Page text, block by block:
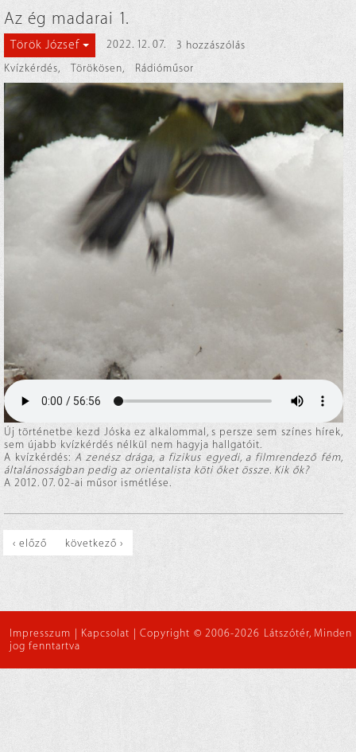
Az ég madarai 1.
Török József 2022. 12. 07.
3 hozzászólás
Kvízkérdés, Törökösen, Rádióműsor
Új történetbe kezd Jóska ez alkalommal, s persze sem színes hírek,
sem újabb kvízkérdés nélkül nem hagyja hallgatóit.
A kvízkérdés: A zenész drága, a fizikus egyedi, a filmrendező fém,
általánosságban pedig az orientalista köti őket össze. Kik ők?
A 2012. 07. 02-ai műsor ismétlése.
‹ előző következő ›
Impresszum Kapcsolat
Copyright © 2006-2026 Látszótér, Minden
jog fenntartva